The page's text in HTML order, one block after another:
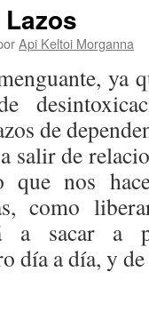
Api Keltoi Morganna
ya
de
salir de
nos
como
a sacar a
día a día, y